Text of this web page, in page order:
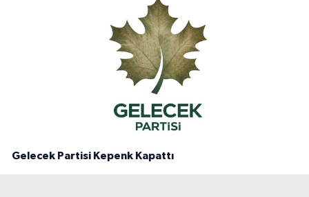
Gelecek Partisi Kepenk Kapattı